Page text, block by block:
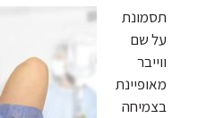
תסמונת
על שם
ווייבר
מאופיינת
בצמיחה